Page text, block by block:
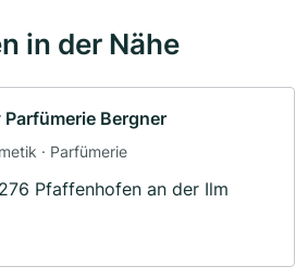
in der Nähe
Parfümerie Bergner
· Parfümerie
Pfaffenhofen an der Ilm